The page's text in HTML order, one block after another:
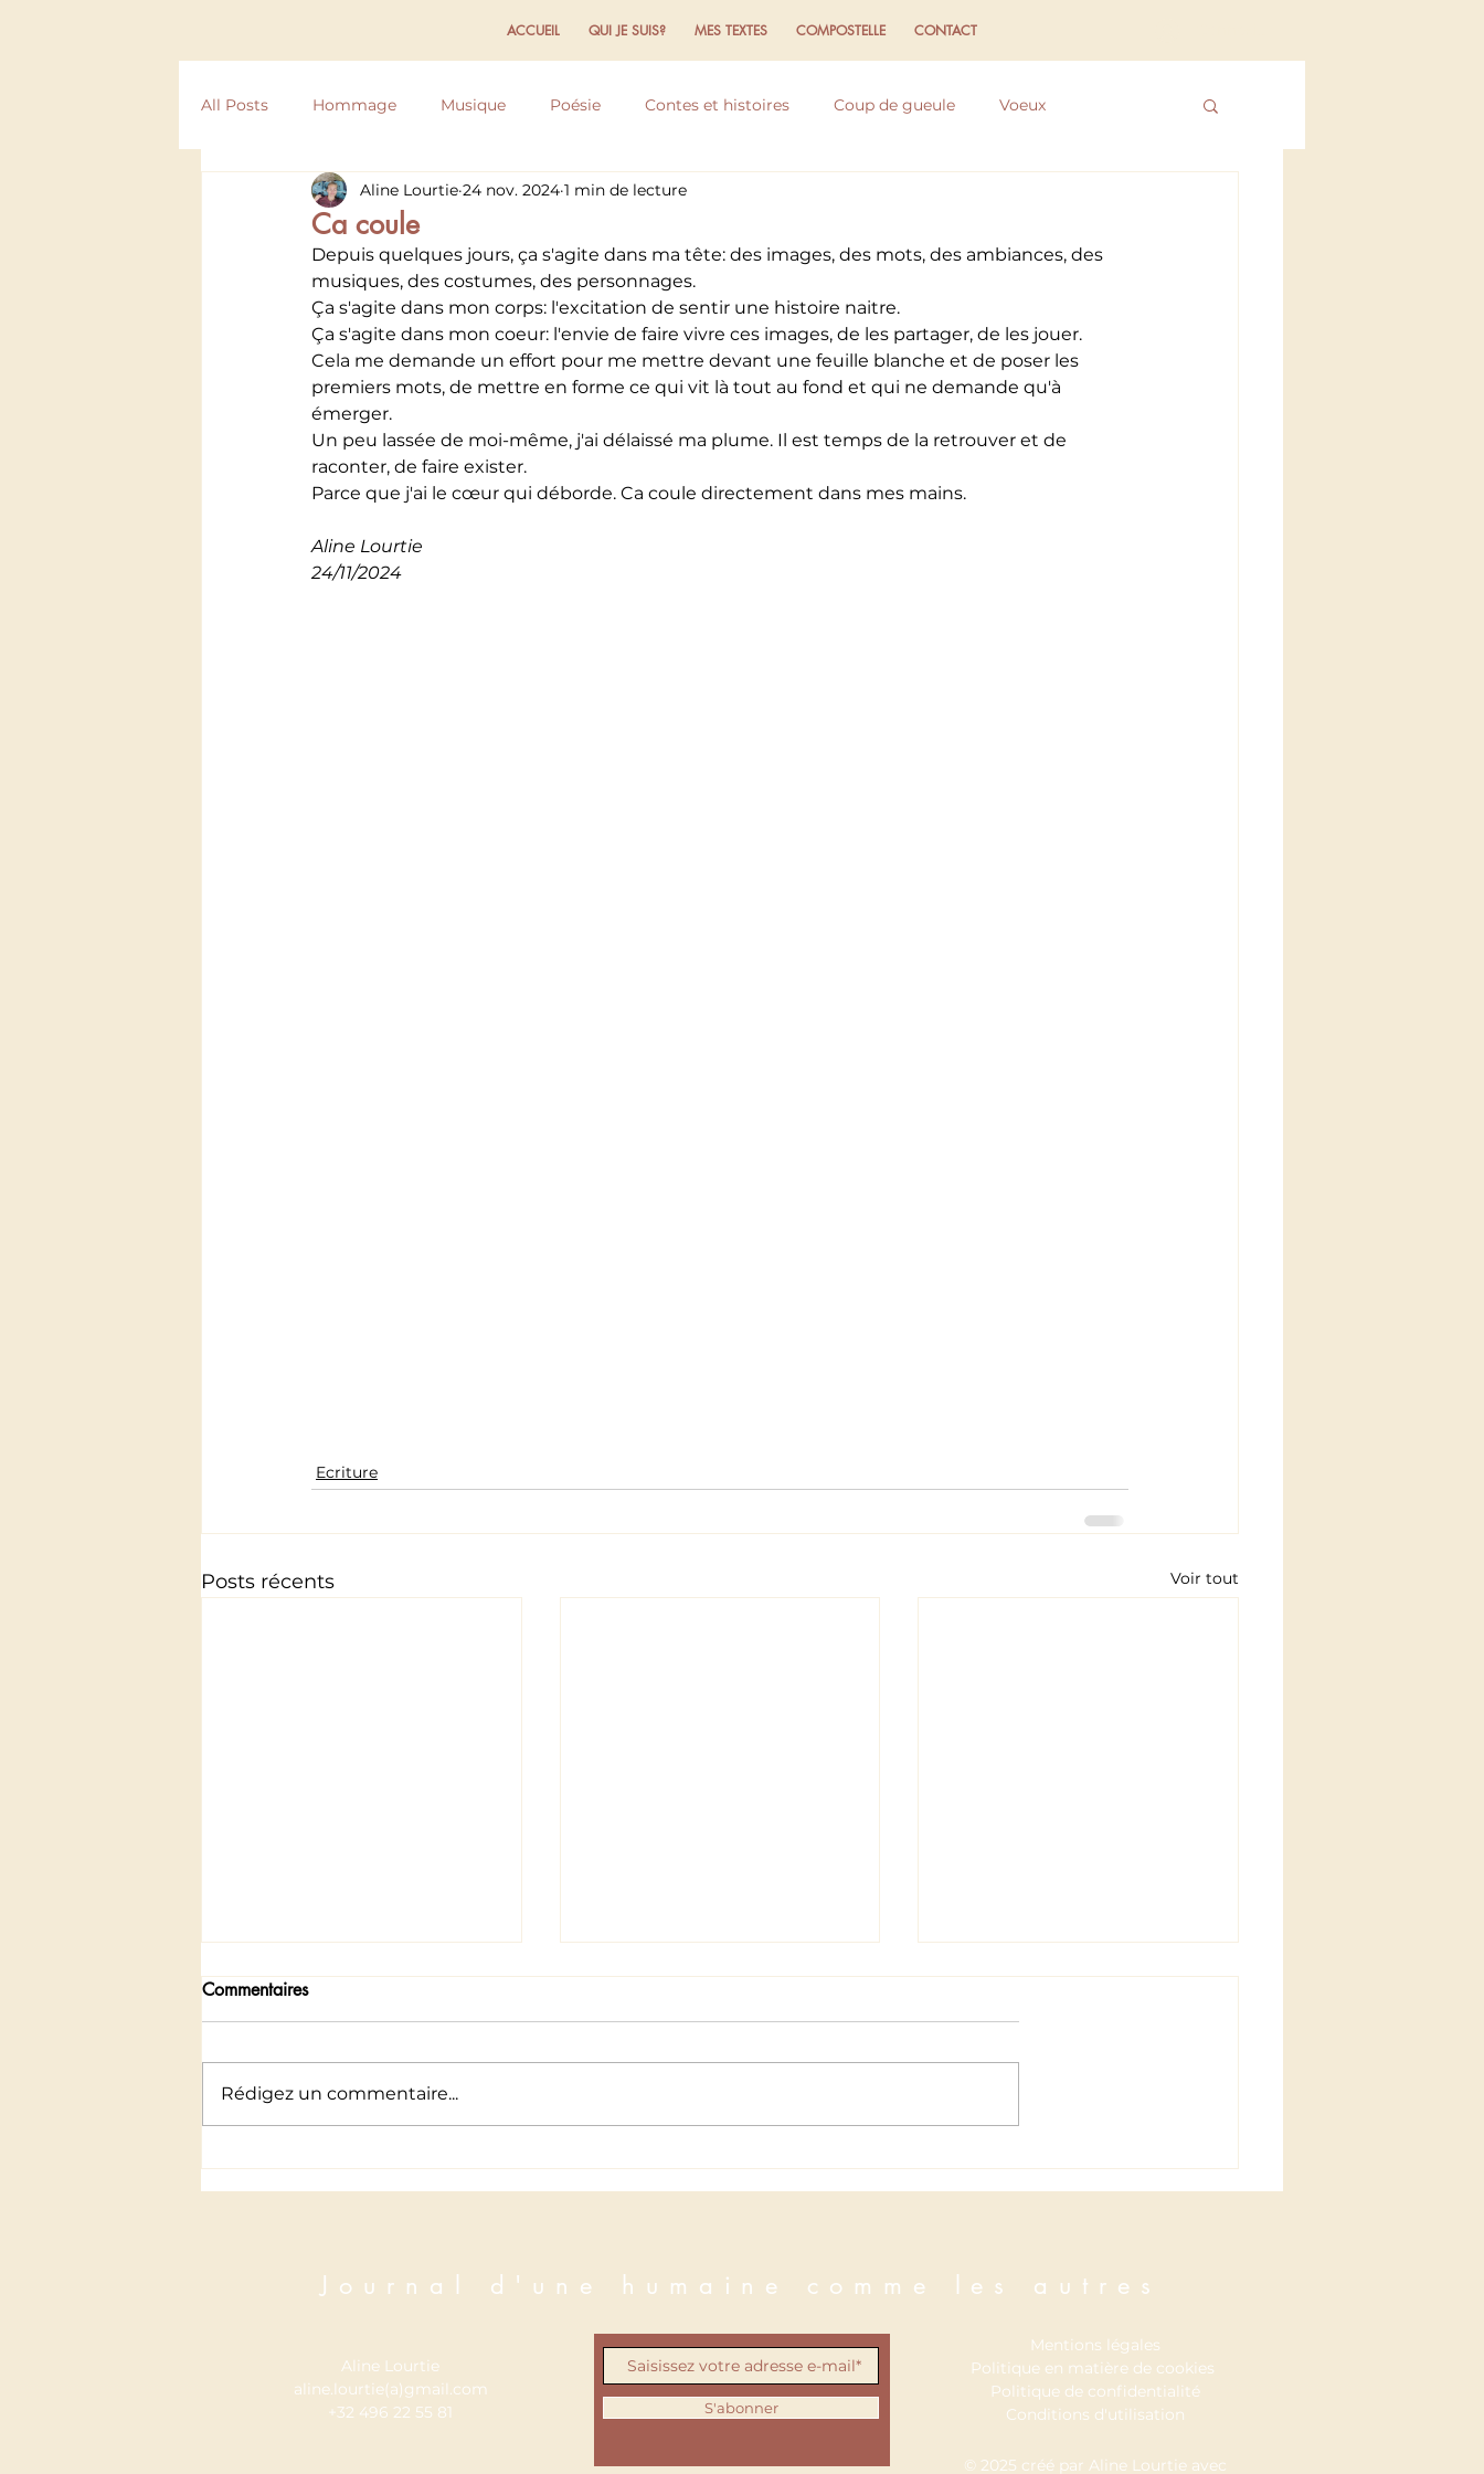
ACCUEIL QUI JE SUIS? MES TEXTES COMPOSTELLE CONTACT
All Posts Hommage Musique Poésie Contes et histoires Coup de gueule Voeux
Compostelle Texte Réflexions Expériences et ressentis
Ca coule
Aline Lourtie 24 nov. 2024 1 min de lecture
Depuis quelques jours, ça s'agite dans ma tête: des images, des mots, des ambiances, des
musiques, des costumes, des personnages.
Ça s'agite dans mon corps: l'excitation de sentir une histoire naitre.
Ça s'agite dans mon coeur: l'envie de faire vivre ces images, de les partager, de les jouer.
Cela me demande un effort pour me mettre devant une feuille blanche et de poser les
premiers mots, de mettre en forme ce qui vit là tout au fond et qui ne demande qu'à
émerger.
Un peu lassée de moi-même, j'ai délaissé ma plume. Il est temps de la retrouver et de
raconter, de faire exister.
Parce que j'ai le cœur qui déborde. Ca coule directement dans mes mains.
Aline Lourtie
24/11/2024
Ecriture
Posts récents Voir tout
Quand les mots t'empêchent
de dormir
Que se passe-t-il au deuxième
chapitre?
Commentaires
Rédigez un commentaire...
Journal d'une humaine comme les autres
Aline Lourtie
aline.lourtie(a)gmail.com
+32 496 22 55 81
S'abonner
Mentions légales
Politique en matière de cookies
Politique de confidentialité
Conditions d'utilisation
© 2025 créé par Aline Lourtie avec